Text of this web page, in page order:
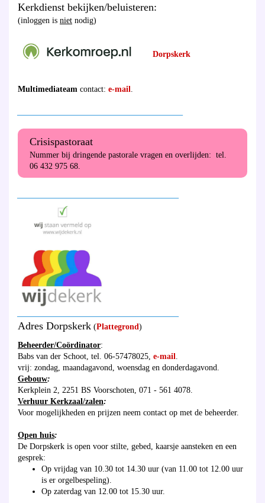
Kerkdienst bekijken/beluisteren:
(inloggen is niet nodig)
Dorpskerk
Multimediateam contact: e-mail
Crisispastoraat
Nummer bij dringende pastorale vragen en overlijden: tel.
06 432 975 68.
Adres Dorpskerk (Plattegrond )
Beheerder/Coördinator:
Babs van der Schoot, tel. 06-57478025, e-mail
vrij: zondag, maandagavond, woensdag en donderdagavond.
Gebouw:
Kerkplein 2, 2251 BS Voorschoten, 071 - 561 4078.
Verhuur Kerkzaal/zalen:
Voor mogelijkheden en prijzen neem contact op met de beheerder.
Open huis:
De Dorpskerk is open voor stilte, gebed, kaarsje aansteken en een
gesprek:
Op vrijdag van 10.30 tot 14.30 uur (van 11.00 tot 12.00 uur
is er orgelbespeling).
Op zaterdag van 12.00 tot 15.30 uur.